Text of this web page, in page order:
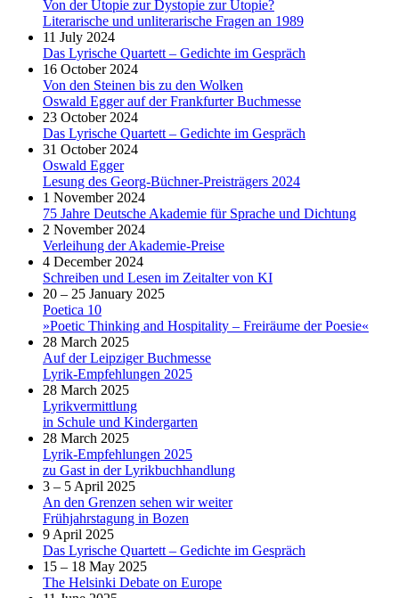
Von der Utopie zur Dystopie zur Utopie?
Literarische und unliterarische Fragen an 1989
11 July 2024
Das Lyrische Quartett – Gedichte im Gespräch
16 October 2024
Von den Steinen bis zu den Wolken
Oswald Egger auf der Frankfurter Buchmesse
23 October 2024
Das Lyrische Quartett – Gedichte im Gespräch
31 October 2024
Oswald Egger
Lesung des Georg-Büchner-Preisträgers 2024
1 November 2024
75 Jahre Deutsche Akademie für Sprache und Dichtung
2 November 2024
Verleihung der Akademie-Preise
4 December 2024
Schreiben und Lesen im Zeitalter von KI
20 – 25 January 2025
Poetica 10
»Poetic Thinking and Hospitality – Freiräume der Poesie«
28 March 2025
Auf der Leipziger Buchmesse
Lyrik-Empfehlungen 2025
28 March 2025
Lyrikvermittlung
in Schule und Kindergarten
28 March 2025
Lyrik-Empfehlungen 2025
zu Gast in der Lyrikbuchhandlung
3 – 5 April 2025
An den Grenzen sehen wir weiter
Frühjahrstagung in Bozen
9 April 2025
Das Lyrische Quartett – Gedichte im Gespräch
15 – 18 May 2025
The Helsinki Debate on Europe